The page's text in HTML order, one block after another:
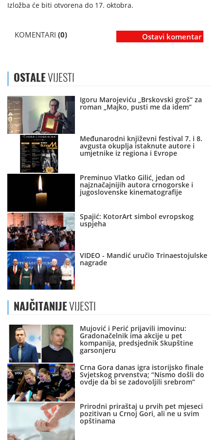
Izložba će biti otvorena do 17. oktobra.
KOMENTARI (0) Ostavi komentar
OSTALEVIJESTI
Igoru Marojeviću „Brskovski groš“ za
roman „Majko, pusti me da idem“
Međunarodni književni festival 7. i 8.
avgusta okuplja istaknute autore i
umjetnike iz regiona i Evrope
Preminuo Vlatko Gilić, jedan od
najznačajnijih autora crnogorske i
jugoslovenske kinematografije
Spajić: KotorArt simbol evropskog
uspjeha
VIDEO - Mandić uručio Trinaestojulske
nagrade
NAJČITANIJEVIJESTI
Mujović i Perić prijavili imovinu:
Gradonačelnik ima akcije u pet
kompanija, predsjednik Skupštine
garsonjeru
Crna Gora danas igra istorijsko finale
Svjetskog prvenstva; “Nismo došli do
ovdje da bi se zadovoljili srebrom”
Prirodni priraštaj u prvih pet mjeseci
pozitivan u Crnoj Gori, ali ne u svim
opštinama